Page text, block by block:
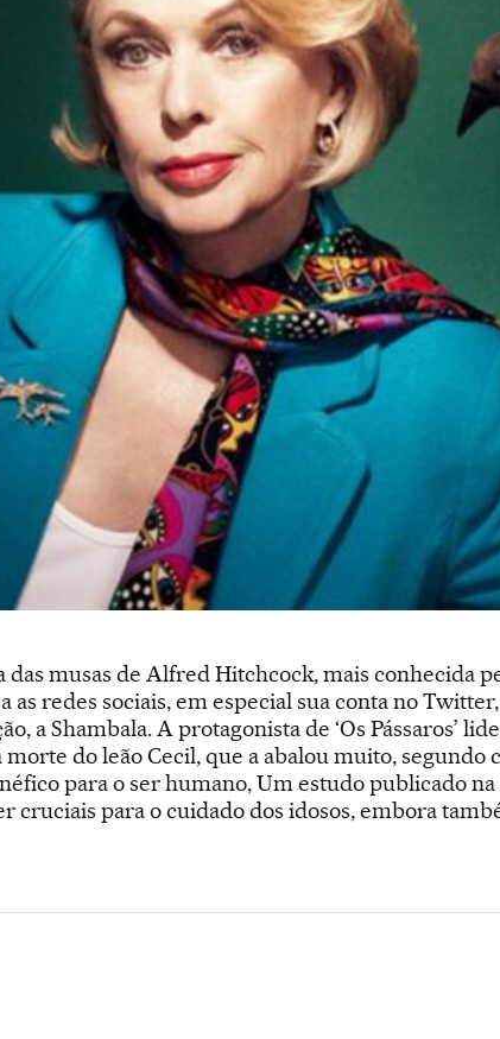
musas de Alfred Hitchcock, mais conhecida
as redes sociais, em especial sua conta no
a Shambala. A protagonista de ‘Os Pássaros’
do leão Cecil, que a abalou muito, segundo
para o ser humano, Um estudo publicado
cruciais para o cuidado dos idosos, embora